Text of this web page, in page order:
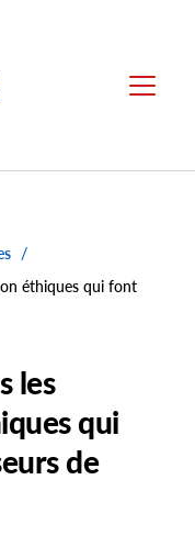
Menu
/
éthiques qui font
les
qui
de